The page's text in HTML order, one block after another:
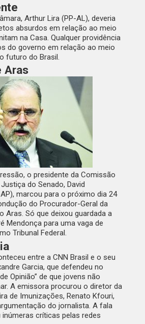
Arthur Lira (PP-AL), deveria
absurdos em relação ao meio
na Casa. Qualquer providência
do governo em relação ao meio
futuro do Brasil.
Aras
o presidente da Comissão
do Senado, David
marcou para o próximo dia 24
do Procurador-Geral da
Aras. Só que deixou guardada a
Mendonça para uma vaga de
Tribunal Federal.
entre a CNN Brasil e o seu
Garcia, que defendeu no
Opinião” de que jovens não
A emissora procurou o diretor da
de Imunizações, Renato Kfouri,
do jornalista. A fala
inúmeras críticas pelas redes